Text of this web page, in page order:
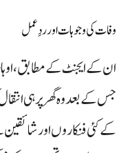
وفات کی وجوہات اور ردِ عمل
ان کے ایجنٹ کے مطابق،
جس کے بعد وہ گھر پر ہی
کے کئی فنکاروں اور